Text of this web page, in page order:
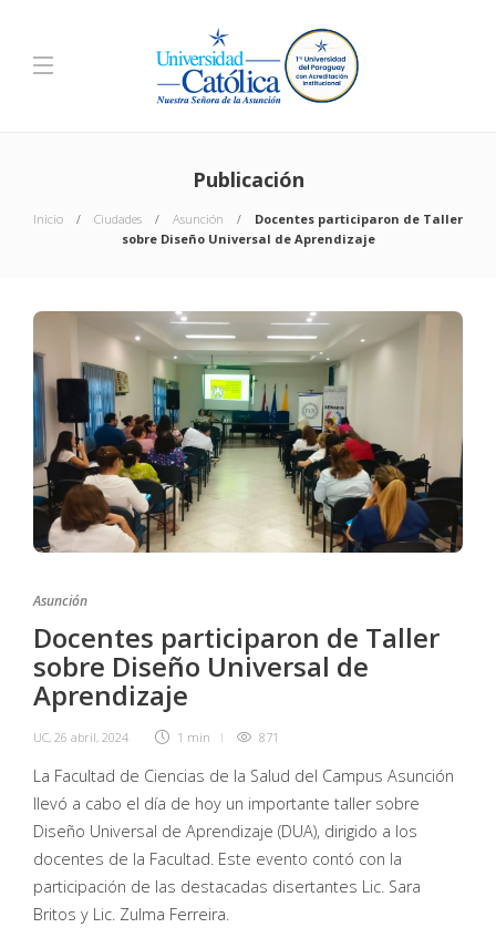
Publicación
Inicio Ciudades Asunción
Docentes participaron de Taller
sobre Diseño Universal de Aprendizaje
Asunción
Docentes participaron de Taller
sobre Diseño Universal de
Aprendizaje
UC, 26 abril, 2024 1 min 871
La Facultad de Ciencias de la Salud del Campus Asunción
llevó a cabo el día de hoy un importante taller sobre
Diseño Universal de Aprendizaje (DUA), dirigido a los
docentes de la Facultad. Este evento contó con la
participación de las destacadas disertantes Lic. Sara
Britos y Lic. Zulma Ferreira.